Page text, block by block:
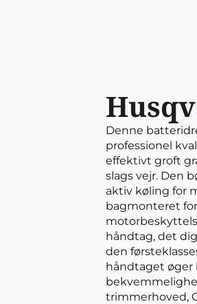
Denne
professionel
effektivt groft
slags vejr. Den
aktiv køling for
bagmonteret
håndtag, det
den
håndtaget øger
trimmerhoved,